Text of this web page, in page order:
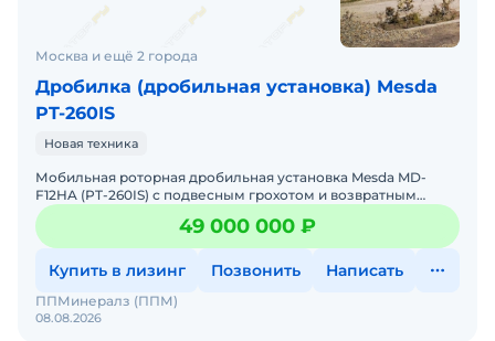
Москва и ещё 2 города
Дробилка (дробильная установка) Mesda
PT-260IS
Новая техника
Мобильная роторная дробильная установка Mesda MD-
F12HA (PT-260IS) с подвесным грохотом и возвратным
конвейером, КНР, новая от официального дилера, гарантия
1 го
49 000 000 ₽
Купить в лизинг Позвонить Написать
08.08.2026
ППМинералз (ППМ)